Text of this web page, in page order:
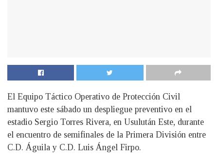
El Equipo Táctico Operativo de Protección Civil
mantuvo este sábado un despliegue preventivo en el
estadio Sergio Torres Rivera, en Usulután Este, durante
el encuentro de semifinales de la Primera División entre
C.D. Águila y C.D. Luis Ángel Firpo.